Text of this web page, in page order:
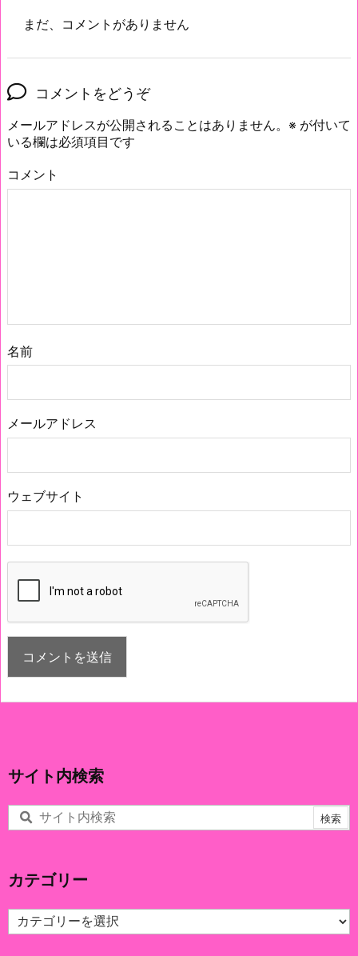
まだ、コメントがありません
コメントをどうぞ
メールアドレスが公開されることはありません。 ※ が付いて
いる欄は必須項目です
コメント
名前
メールアドレス
ウェブサイト
サイト内検索
カテゴリー
カ
テ